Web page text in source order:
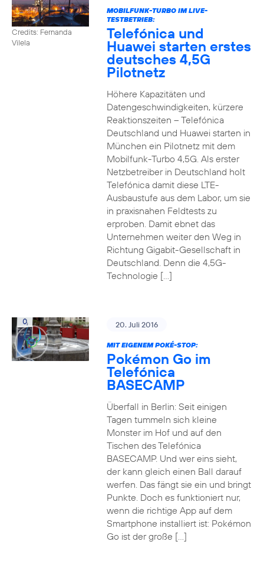
Credits: Fernanda
Vilela
MOBILFUNK-TURBO IM LIVE-
TESTBETRIEB:
Telefónica und
Huawei starten erstes
deutsches 4,5G
Pilotnetz
Höhere Kapazitäten und
Datengeschwindigkeiten, kürzere
Reaktionszeiten – Telefónica
Deutschland und Huawei starten in
München ein Pilotnetz mit dem
Mobilfunk-Turbo 4,5G. Als erster
Netzbetreiber in Deutschland holt
Telefónica damit diese LTE-
Ausbaustufe aus dem Labor, um sie
in praxisnahen Feldtests zu
erproben. Damit ebnet das
Unternehmen weiter den Weg in
Richtung Gigabit-Gesellschaft in
Deutschland. Denn die 4,5G-
Technologie […]
20. Juli 2016
MIT EIGENEM POKÉ-STOP:
Pokémon Go im
Telefónica
BASECAMP
Überfall in Berlin: Seit einigen
Tagen tummeln sich kleine
Monster im Hof und auf den
Tischen des Telefónica
BASECAMP. Und wer eins sieht,
der kann gleich einen Ball darauf
werfen. Das fängt sie ein und bringt
Punkte. Doch es funktioniert nur,
wenn die richtige App auf dem
Smartphone installiert ist: Pokémon
Go ist der große […]